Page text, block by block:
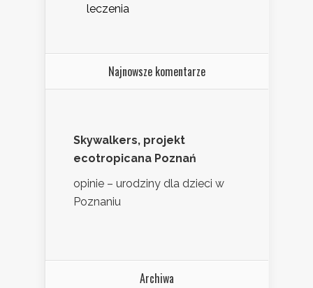
leczenia
Najnowsze komentarze
Skywalkers, projekt
ecotropicana Poznań
opinie – urodziny dla dzieci w
Poznaniu
Archiwa